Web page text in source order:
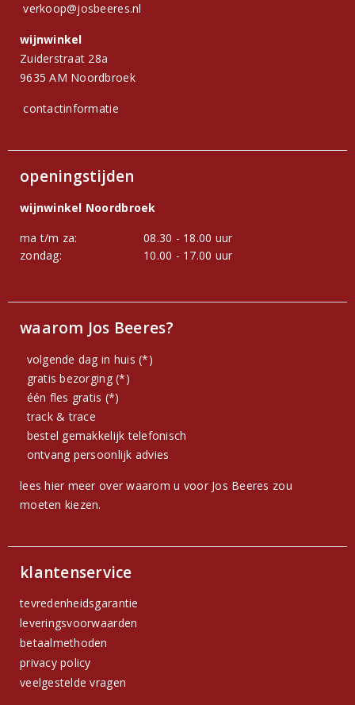
verkoop@josbeeres.nl
wijnwinkel
Zuiderstraat 28a
9635 AM Noordbroek
contactinformatie
openingstijden
wijnwinkel Noordbroek
ma t/m za:
08.30 - 18.00 uur
zondag:
10.00 - 17.00 uur
waarom Jos Beeres?
volgende dag in huis (*)
gratis bezorging (*)
één fles gratis (*)
track & trace
bestel gemakkelijk telefonisch
ontvang persoonlijk advies
lees hier meer over waarom u voor Jos Beeres zou
moeten kiezen.
klantenservice
tevredenheidsgarantie
leveringsvoorwaarden
betaalmethoden
privacy policy
veelgestelde vragen